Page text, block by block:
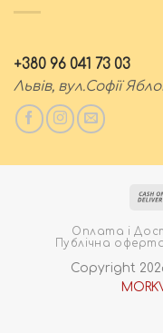
+380 96 041 73 03
Львів, вул.Софії
Оплата і
Публічна
Copyright